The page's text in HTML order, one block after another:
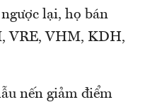
lại, họ bán
VRE, VHM, KDH,
nến giảm điểm